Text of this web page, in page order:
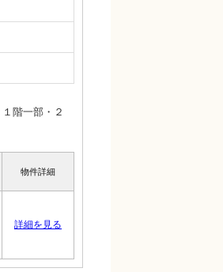
階一部・２
物件詳細
詳細を見る